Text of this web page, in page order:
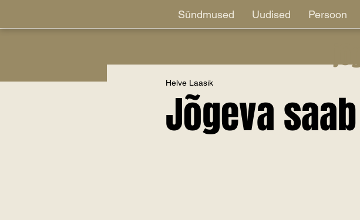
Sündmused Uudised Persoon
Jõgeva
Helve Laasik